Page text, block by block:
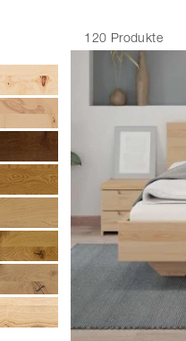
120 Produkte